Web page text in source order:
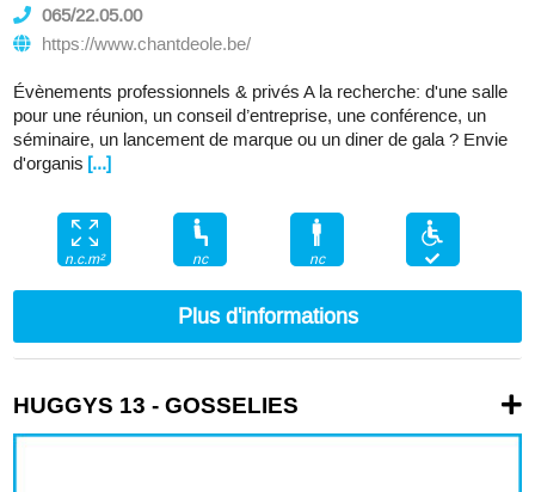
065/22.05.00
https://www.chantdeole.be/
Évènements professionnels & privés A la recherche: d'une salle
pour une réunion, un conseil d’entreprise, une conférence, un
séminaire, un lancement de marque ou un diner de gala ? Envie
d'organis [...]
n.c.m² nc nc
Plus d'informations
HUGGYS 13 - GOSSELIES